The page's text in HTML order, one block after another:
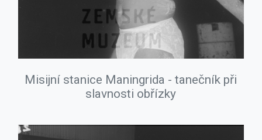
Misijní stanice Maningrida - tanečník při
slavnosti obřízky